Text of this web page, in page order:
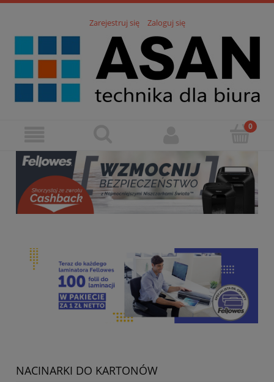
Zarejestruj się Zaloguj się
NACINARKI DO KARTONÓW